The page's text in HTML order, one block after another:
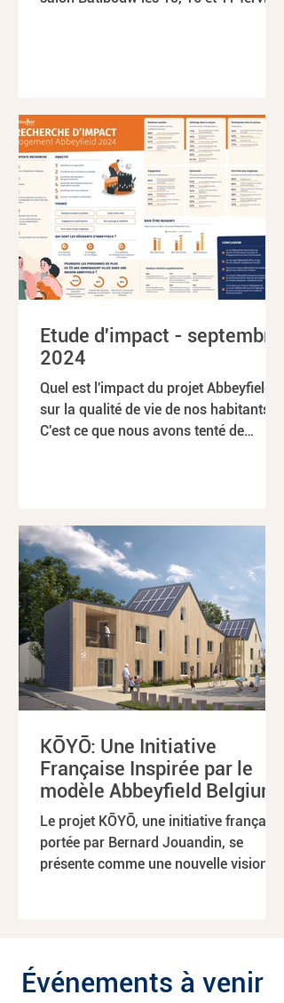
Etude d'impact - septembre
2024
Quel est l'impact du projet Abbeyfield
sur la qualité de vie de nos habitants?
C'est ce que nous avons tenté de
KŌYŌ: Une Initiative
Française Inspirée par le
modèle Abbeyfield Belgium
Le projet KŌYŌ, une initiative française
portée par Bernard Jouandin, se
présente comme une nouvelle vision
Événements à venir